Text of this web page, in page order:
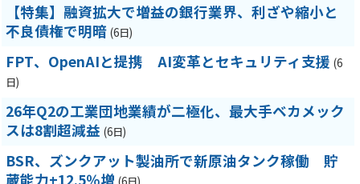
【特集】融資拡大で増益の銀行業界、利ざや縮小と
不良債権で明暗 (6日)
FPT、OpenAIと提携 AI変革とセキュリティ支援 (6
日)
26年Q2の工業団地業績が二極化、最大手ベカメック
スは8割超減益 (6日)
BSR、ズンクアット製油所で新原油タンク稼働 貯
蔵能力+12.5％増 (6日)